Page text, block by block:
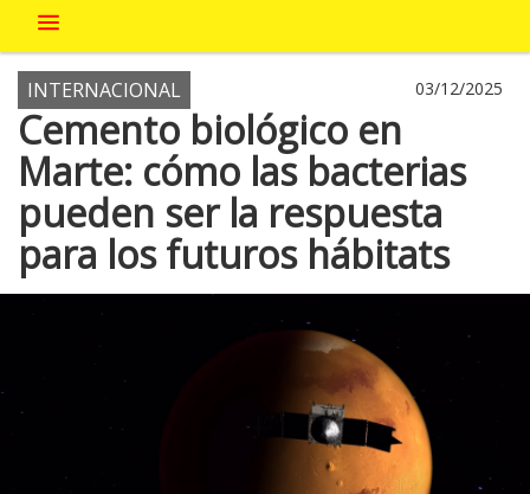
INTERNACIONAL 03/12/2025
Cemento biológico en
Marte: cómo las bacterias
pueden ser la respuesta
para los futuros hábitats